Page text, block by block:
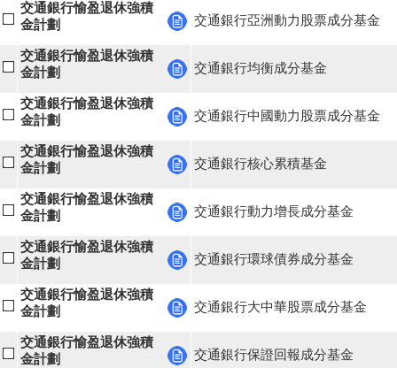
交通銀行愉盈退休強積
金計劃
交通銀行亞洲動力股票成分基金
交通銀行愉盈退休強積
金計劃
交通銀行均衡成分基金
交通銀行愉盈退休強積
金計劃
交通銀行中國動力股票成分基金
交通銀行愉盈退休強積
金計劃
交通銀行核心累積基金
交通銀行愉盈退休強積
金計劃
交通銀行動力增長成分基金
交通銀行愉盈退休強積
金計劃
交通銀行環球債券成分基金
交通銀行愉盈退休強積
金計劃
交通銀行大中華股票成分基金
交通銀行愉盈退休強積
金計劃
交通銀行保證回報成分基金